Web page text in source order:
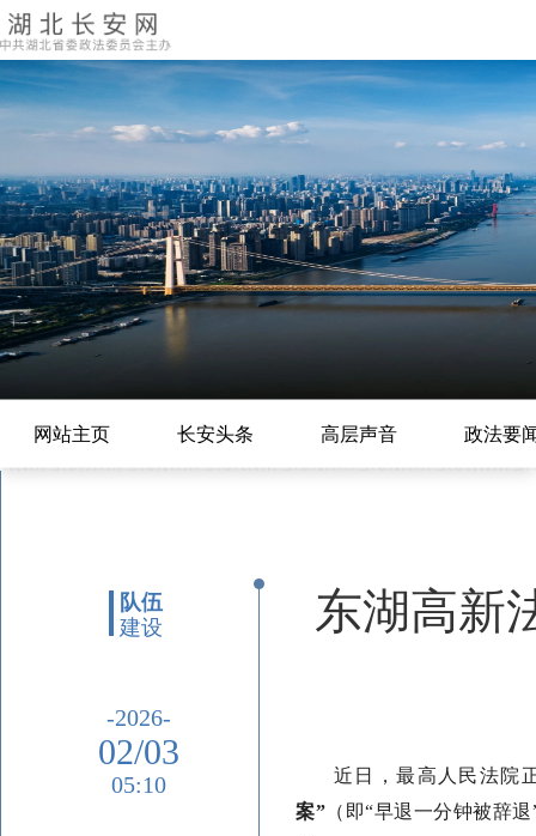
网站主页 长安头条 高层声音 政法要
队伍
建设
-2026-
02/03
05:10
东湖高新
近日，最高人民法院
案”（即“早退一分钟被辞